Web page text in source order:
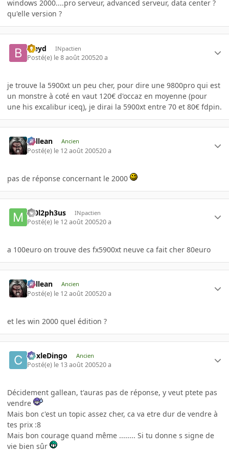
windows 2000....pro serveur, advanced serveur, data center ?
qu'elle version ?
bleyd INpactien
Posté(e) le 8 août 200520 a
je trouve la 5900xt un peu cher, pour dire une 9800pro qui est
un monstre à coté en vaut 120€ d'occaz en moyenne (pour
une his excalibur iceq), je dirai la 5900xt entre 70 et 80€ fdpin.
gallean Ancien
Posté(e) le 12 août 200520 a
pas de réponse concernant le 2000
m0l2ph3us INpactien
Posté(e) le 12 août 200520 a
a 100euro on trouve des fx5900xt neuve ca fait cher 80euro
gallean Ancien
Posté(e) le 12 août 200520 a
et les win 2000 quel édition ?
CoxleDingo Ancien
Posté(e) le 13 août 200520 a
Décidement gallean, t'auras pas de réponse, y veut ptete pas
vendre
Mais bon c'est un topic assez cher, ca va etre dur de vendre à
tes prix :8
Mais bon courage quand même ........ Si tu donne s signe de
vie bien sûr